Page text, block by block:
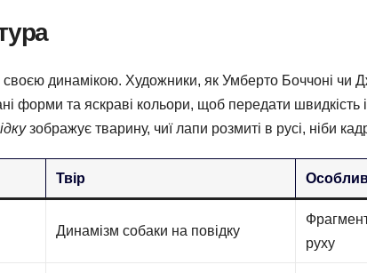
своєю динамікою. Художники, як Умберто Боччоні чи
форми та яскраві кольори, щоб передати швидкість
зображує тварину, чиї лапи розмиті в русі, ніби кадр
Твір
Динамізм собаки на повідку
руху